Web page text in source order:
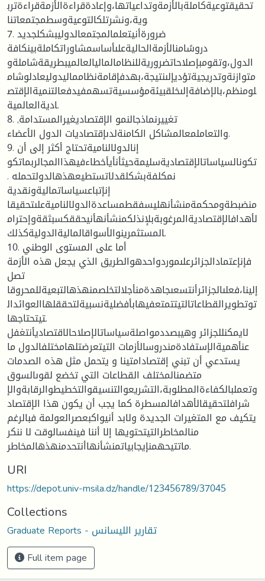
تحقيقتوعيةكاملةبالأزمةوتداعياتها،وإعادةقراءةالأزمةقراءةترب
وية،ونشرتلكالتوعيةوسطمجتمعاتنا
7. ضرورةأنيتعلمالمجتمعالدوليبشكلجديد
دروسًامنالأزمةالحاليةعلىأساسمشاوراتكاملةبينكافة
الدول،وتقومبإصلاحاتضروريةللنظامالماليالعالميبطريقةشاملةو
متوازنةوتدريجيةتؤديإلىنتيجة،بهدفإقامةنظامماليدوليعادلوشام
لومنظم،بالإضافةإلىخلقبيئةمؤسسيةتسهمفيدفعالتنميةالإقتص
اديةالعالمية.
8. تغييرنماذجالنمو الإقتصاديغيرالمستدامة,
والتعاملمعالمشاكل الكامنةلدىإقتصاديات الدول الأعضاء.
9. إنالدولالناميةتحتاج أكثر إلى أن
تكونالسياساتالإقتصاديةسليمةحيثأنأيأخطاءفيهذاالمجالربماتكو
نمكلفةبشكلقدلاتستطيعهذهالدولتحمله .
إنإتباعسياساتماليةونقدية
منضبطةومحكمةمنشأنهليسفقطمساعدةالدولالناميةعلىتحقيقا
لأهدافالإقتصاديةالمرغوبةبلإنذلكمنشأنهأنيحققكسبثقةوإحترام
المستثمرينوالأسواقالماليةالدوليةكذلك.
10. أما على المستوى الوطني
فإنإعتمادالجزائرعلىموردواحدهوالطريق الذي يجعل هذه الأزمة
تصل
إلينا،فعلىالجزائرأنتسعىجاهدةمنأجلالتخلصمنهذهالتبعيةللمحروقا
توتطويرالقطاعاتالتيتتمتعفيهابأفضليةنسبيةلتحققلهاالعوائدال
تيتحتاجها.
لايمكنللجزائر وهيبصددمواصلةسياساتالإصلاحالاقتصاديأنتغفل
عنأهميةالإستفادةمندروسالأزمات التيتعرضتلهامختلفالدول ما
يستدعي أن تبني إقتصادامتينا و يتحمل مثل هذه الصدمات
متضمنالمختلف القطاعات التي تخضع لقوىالسوق
وتعملبالكفاءةالمطلوبة،التشريعوالتنسيقوالتخطيطوالرقابةوالإ
شرافلتحقيقالأهدافالمسطرة كما يجب أن يكون هذا الإقتصاد
يتكيف مع المتغيرات الجديدة ولابد أنيواكبعصرالعولمة فبالرغم
منالمخاطرالتيتحتويها إلا أننا فينفسالوقت لا ننكر
ماتتيحهمنإيجابياتمنشأنهاأنتحدمنهذهالمخاطر.
URI
https://depot.univ-msila.dz/handle/123456789/37045
Collections
Graduate Reports - تقارير الليسانس
Full item page